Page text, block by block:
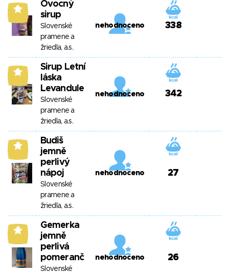
9
Ovocný
sirup
Slovenské
pramene a
žriedla, a.s.
nehodnoceno 338
9
Sirup Letní
láska
Levandule
Slovenské
pramene a
žriedla, a.s.
nehodnoceno 342
7
Budiš
jemně
perlivý
nápoj
Slovenské
pramene a
žriedla, a.s.
nehodnoceno 27
7
Gemerka
jemně
perlivá
pomeranč
Slovenské
nehodnoceno 26